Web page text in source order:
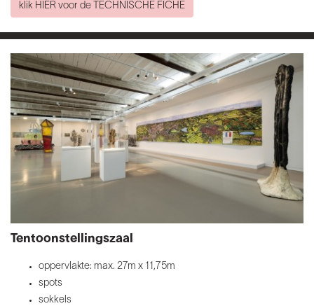
klik HIER voor de TECHNISCHE FICHE
Tentoonstellingszaal
oppervlakte: max. 27m x 11,75m
spots
sokkels